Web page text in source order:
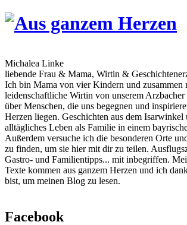
Skip
Michalea Linke
liebende Frau & Mama, Wirtin &
Ich bin Mama von vier Kindern und zusammen
leidenschaftliche Wirtin von unserem
über Menschen, die uns begegnen und
Herzen liegen. Geschichten aus dem Isarwinkel
alltägliches Leben als Familie in einem
Außerdem versuche ich die besonderen Orte
zu finden, um sie hier mit dir zu teilen.
Gastro- und Familientipps... mit inbegriffen.
Texte kommen aus ganzem Herzen und ich
bist, um meinen Blog zu lesen.
Facebook